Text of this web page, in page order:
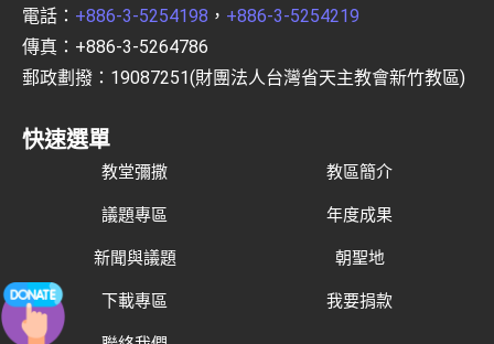
電話： +886-3-5254198 ， +886-3-5254219
傳真：+886-3-5264786
郵政劃撥：19087251(財團法人台灣省天主教會新竹教區)
快速選單
教堂彌撒 教區簡介
議題專區 年度成果
新聞與議題 朝聖地
下載專區 我要捐款